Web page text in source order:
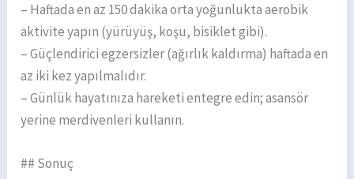
– Haftada en az 150 dakika orta yoğunlukta aerobik
aktivite yapın (yürüyüş, koşu, bisiklet gibi).
– Güçlendirici egzersizler (ağırlık kaldırma) haftada en
az iki kez yapılmalıdır.
– Günlük hayatınıza hareketi entegre edin; asansör
yerine merdivenleri kullanın.
## Sonuç